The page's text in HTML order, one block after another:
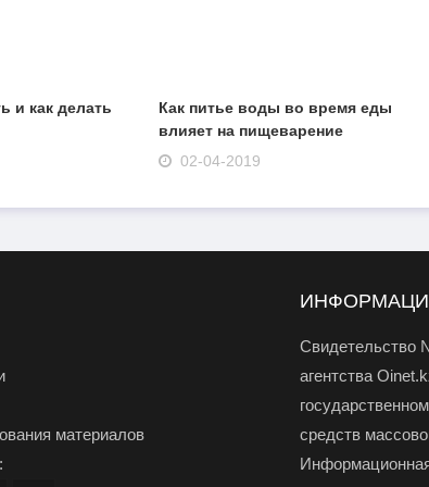
и как делать
Как питье воды во время еды
влияет на пищеварение
02-04-2019
материалов
Свидетельство
агентства
средств